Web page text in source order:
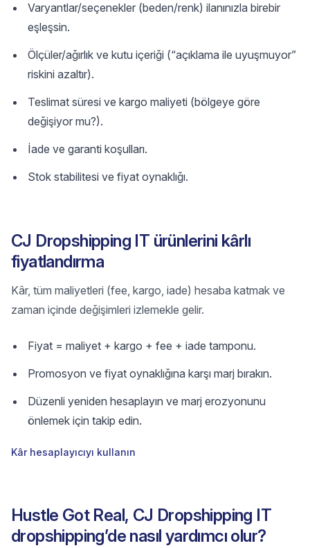
Varyantlar/seçenekler (beden/renk) ilanınızla birebir
eşleşsin.
Ölçüler/ağırlık ve kutu içeriği (“açıklama ile uyuşmuyor”
riskini azaltır).
Teslimat süresi ve kargo maliyeti (bölgeye göre
değişiyor mu?).
İade ve garanti koşulları.
Stok stabilitesi ve fiyat oynaklığı.
CJ Dropshipping IT ürünlerini kârlı
fiyatlandırma
Kâr, tüm maliyetleri (fee, kargo, iade) hesaba katmak ve
zaman içinde değişimleri izlemekle gelir.
Fiyat = maliyet + kargo + fee + iade tamponu.
Promosyon ve fiyat oynaklığına karşı marj bırakın.
Düzenli yeniden hesaplayın ve marj erozyonunu
önlemek için takip edin.
Kâr hesaplayıcıyı kullanın
Hustle Got Real, CJ Dropshipping IT
dropshipping’de nasıl yardımcı olur?